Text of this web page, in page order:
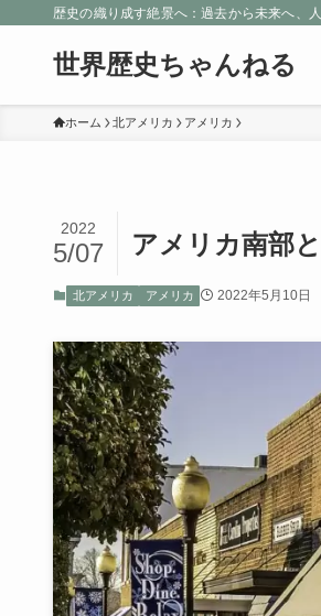
歴史の織り成す絶景へ：過去から未来へ、
世界歴史ちゃんねる
ホーム 北アメリカ アメリカ
アメリカ南部
2022
5/07
北アメリカ アメリカ 2022年5月10日